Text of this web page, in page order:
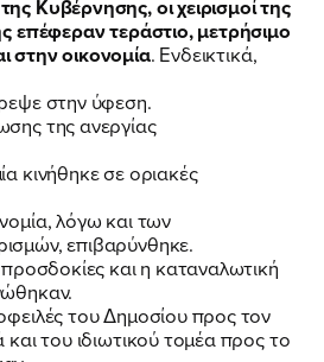
Κυβέρνησης, οι χειρισμοί της
επέφεραν τεράστιο, μετρήσιμο
στην οικονομία. Ενδεικτικά,
στην ύφεση.
της ανεργίας
κινήθηκε σε οριακές
λόγω και των
επιβαρύνθηκε.
προσδοκίες και η καταναλωτική
του Δημοσίου προς τον
και του ιδιωτικού τομέα προς το